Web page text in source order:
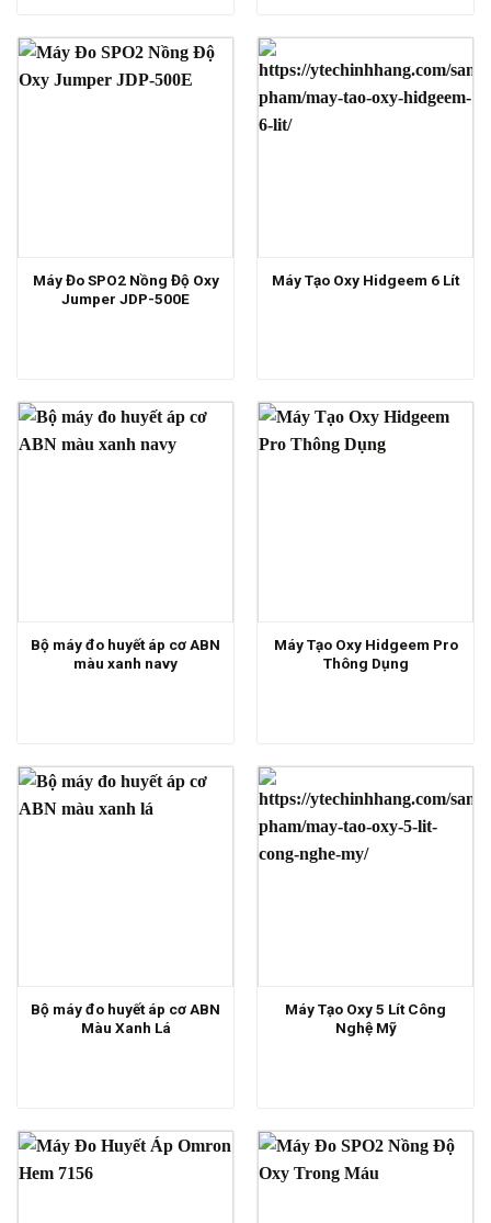
Máy Đo SPO2 Nồng Độ Oxy
Jumper JDP-500E
Máy Tạo Oxy Hidgeem 6 Lít
Bộ máy đo huyết áp cơ ABN
màu xanh navy
Máy Tạo Oxy Hidgeem Pro
Thông Dụng
Bộ máy đo huyết áp cơ ABN
Màu Xanh Lá
Máy Tạo Oxy 5 Lít Công
Nghệ Mỹ